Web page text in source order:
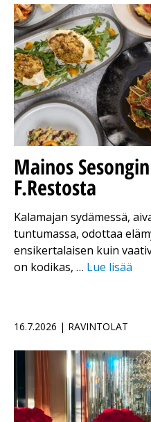
Mainos
F.Restosta
Kalamajan sydämessä,
tuntumassa, odottaa
ensikertalaisen kuin
on kodikas, … Lue lisää
16.7.2026 | RAVINTOLAT